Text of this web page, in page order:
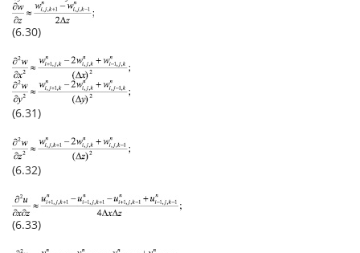
(6.30)
(6.31)
(6.32)
(6.33)